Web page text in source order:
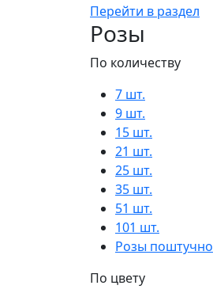
Перейти в раздел
Розы
По количеству
7 шт.
9 шт.
15 шт.
21 шт.
25 шт.
35 шт.
51 шт.
101 шт.
Розы поштучно
По цвету